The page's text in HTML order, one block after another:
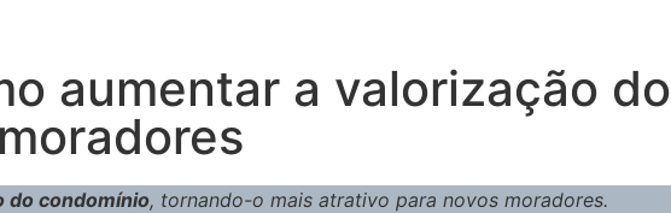
aumentar a valorização do
do condomínio, tornando-o mais atrativo para novos moradores.